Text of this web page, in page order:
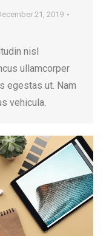
21, 2019
nisl
ullamcorper
egestas ut. Nam
vehicula.